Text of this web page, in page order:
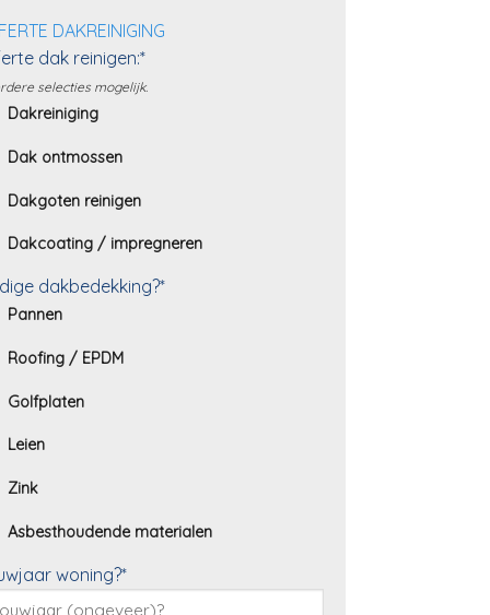
DAKREINIGING
dak reinigen:*
selecties mogelijk.
Dakreiniging
Dak ontmossen
Dakgoten reinigen
Dakcoating / impregneren
dakbedekking?*
Pannen
Roofing / EPDM
Golfplaten
Leien
Zink
Asbesthoudende materialen
woning?*